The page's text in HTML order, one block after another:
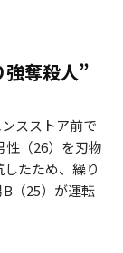
奪殺人”
スストア前で
（26）を刃物
たため、繰り
（25）が運転